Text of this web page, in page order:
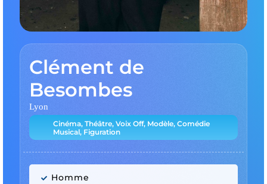
Clément de
Besombes
Lyon
Cinéma, Théâtre, Voix Off, Modèle, Comédie
Musical, Figuration
Homme